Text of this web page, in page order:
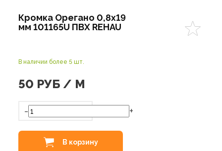
Кромка Орегано 0,8х19
мм 101165U ПВХ REHAU
В наличии более 5 шт.
50 РУБ / М
- +
В корзину